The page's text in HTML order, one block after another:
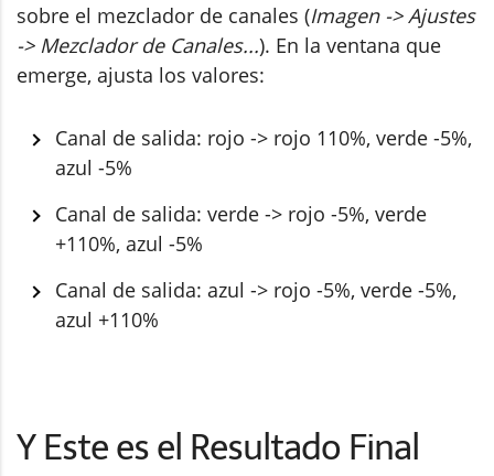
sobre el mezclador de canales (Imagen -> Ajustes
-> Mezclador de Canales...). En la ventana que
emerge, ajusta los valores:
Canal de salida: rojo -> rojo 110%, verde -5%,
azul -5%
Canal de salida: verde -> rojo -5%, verde
+110%, azul -5%
Canal de salida: azul -> rojo -5%, verde -5%,
azul +110%
Y Este es el Resultado Final